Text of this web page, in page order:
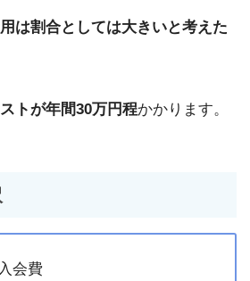
は割合としては大きいと考えた
トが年間30万円程かかります。
会費